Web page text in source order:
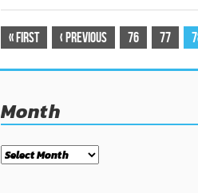
« First ‹ Previous 76 77
Month
Month